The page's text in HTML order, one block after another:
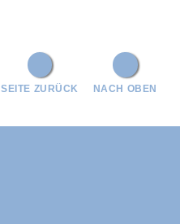
NACH OBEN
SEITE ZURÜCK